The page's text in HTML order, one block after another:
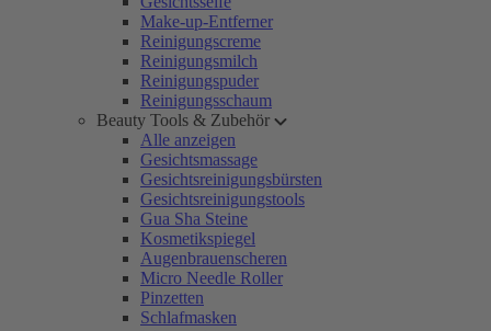
Make-up-Entferner
Reinigungscreme
Reinigungsmilch
Reinigungspuder
Reinigungsschaum
Beauty Tools & Zubehör
Alle anzeigen
Gesichtsmassage
Gesichtsreinigungsbürsten
Gesichtsreinigungstools
Gua Sha Steine
Kosmetikspiegel
Augenbrauenscheren
Micro Needle Roller
Pinzetten
Schlafmasken